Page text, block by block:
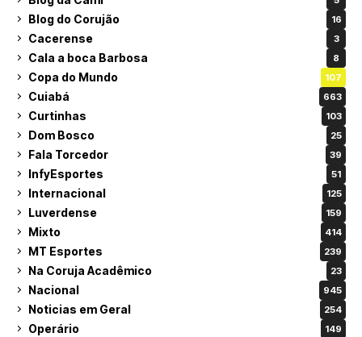
Blog do Corujão 16
Cacerense 3
Cala a boca Barbosa 8
Copa do Mundo 107
Cuiabá 663
Curtinhas 103
Dom Bosco 25
Fala Torcedor 39
InfyEsportes 51
Internacional 125
Luverdense 159
Mixto 414
MT Esportes 239
Na Coruja Acadêmico 23
Nacional 945
Noticias em Geral 254
Operário 149